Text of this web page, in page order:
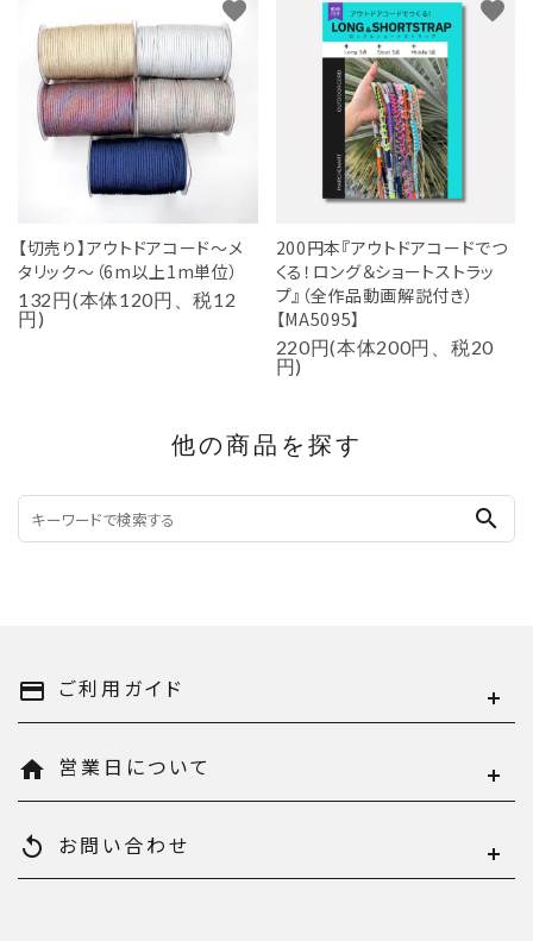
【切売り】アウトドアコード～メ
タリック～（6m以上1m単位）
132円(本体120円、税12
円)
favorite
200円本『アウトドアコードでつ
くる！ロング＆ショートストラッ
プ』（全作品動画解説付き）
【MA5095】
220円(本体200円、税20
円)
favorite
他の商品を探す
search
payment ご利用ガイド
home 営業日について
replay お問い合わせ